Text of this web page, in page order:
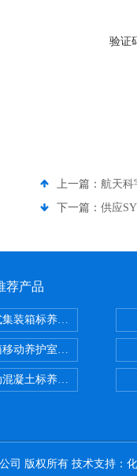
验证
上一篇： 航天科
下一篇： 供应
荐产品
装箱标养室 养护室设备
动养护室 标养室
凝土标养室恒温恒湿设备
司 版权所有 技术支持：